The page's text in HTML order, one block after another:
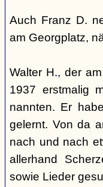
Auch Franz D.
am Georgplatz,
Walter H., der
1937 erstmalig
nannten. Er
gelernt. Von da
nach und nach
allerhand
sowie Lieder